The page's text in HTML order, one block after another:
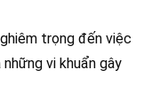
trọng đến việc
những vi khuẩn gây